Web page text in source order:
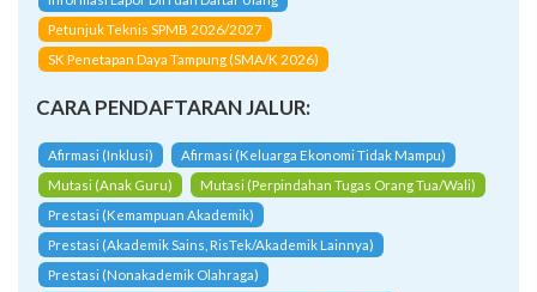
Petunjuk Teknis SPMB 2026/2027
SK Penetapan Daya Tampung (SMA/K 2026)
CARA PENDAFTARAN JALUR:
Afirmasi (Inklusi)
Afirmasi (Keluarga Ekonomi Tidak Mampu)
Mutasi (Anak Guru)
Mutasi (Perpindahan Tugas Orang Tua/Wali)
Prestasi (Kemampuan Akademik)
Prestasi (Akademik Sains, RisTek/Akademik Lainnya)
Prestasi (Nonakademik Olahraga)